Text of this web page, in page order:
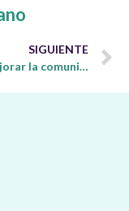
SIGUIENTE
Cómo mejorar la comunicación y el trabajo en equipo